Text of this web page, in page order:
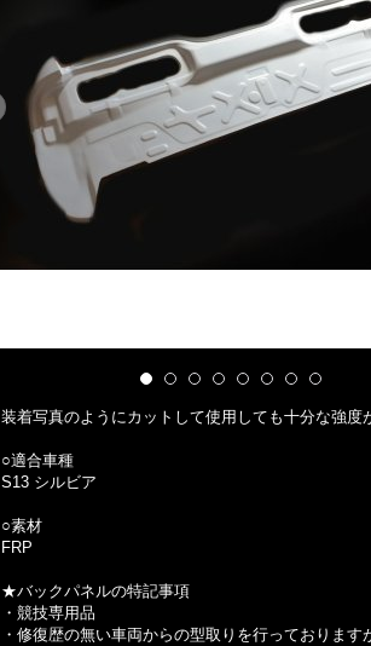
装着写真のようにカットして使用しても十分な強度
○適合車種
S13 シルビア
○素材
FRP
★バックパネルの特記事項
・競技専用品
・修復歴の無い車両からの型取りを行っております